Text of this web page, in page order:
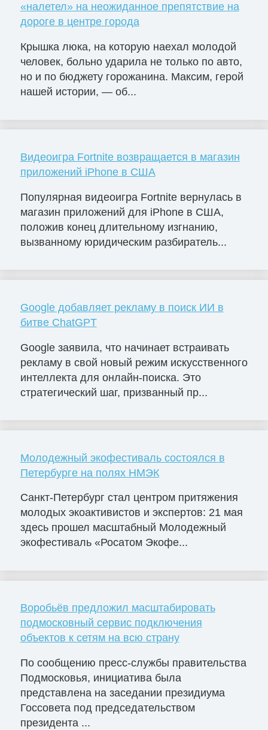
«налетел» на неожиданное препятствие на
дороге в центре города
Крышка люка, на которую наехал молодой
человек, больно ударила не только по авто,
но и по бюджету горожанина. Максим, герой
нашей истории, — об...
Видеоигра Fortnite возвращается в магазин
приложений iPhone в США
Популярная видеоигра Fortnite вернулась в
магазин приложений для iPhone в США,
положив конец длительному изгнанию,
вызванному юридическим разбиратель...
Google добавляет рекламу в поиск ИИ в
битве ChatGPT
Google заявила, что начинает встраивать
рекламу в свой новый режим искусственного
интеллекта для онлайн-поиска. Это
стратегический шаг, призванный пр...
Молодежный экофестиваль состоялся в
Петербурге на полях НМЭК
Санкт-Петербург стал центром притяжения
молодых экоактивистов и экспертов: 21 мая
здесь прошел масштабный Молодежный
экофестиваль «Росатом Экофе...
Воробьёв предложил масштабировать
подмосковный сервис подключения
объектов к сетям на всю страну
По сообщению пресс-службы правительства
Подмосковья, инициатива была
представлена на заседании президиума
Госсовета под председательством
президента ...